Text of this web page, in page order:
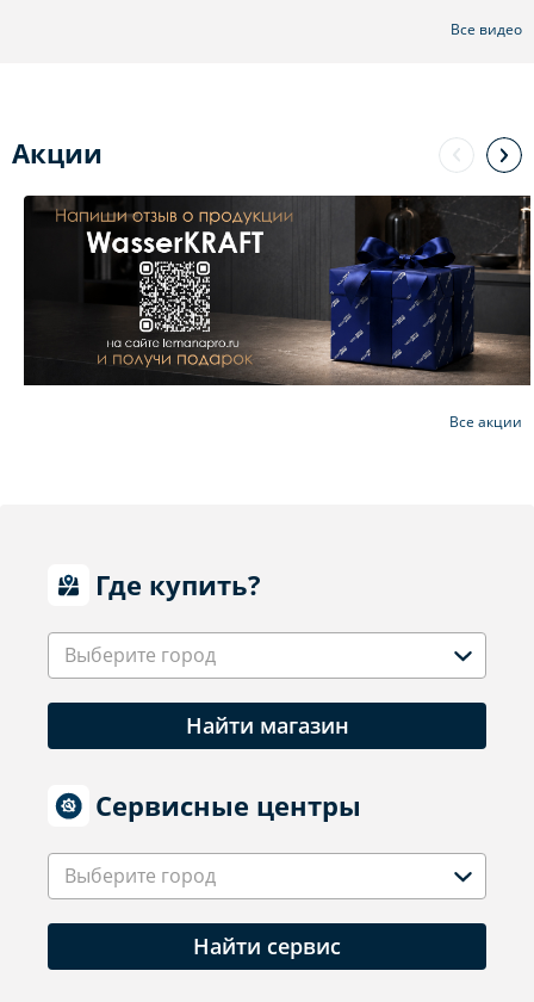
Все видео
Акции
Все акции
Где купить?
Выберите город
Найти магазин
Сервисные центры
Выберите город
Найти сервис